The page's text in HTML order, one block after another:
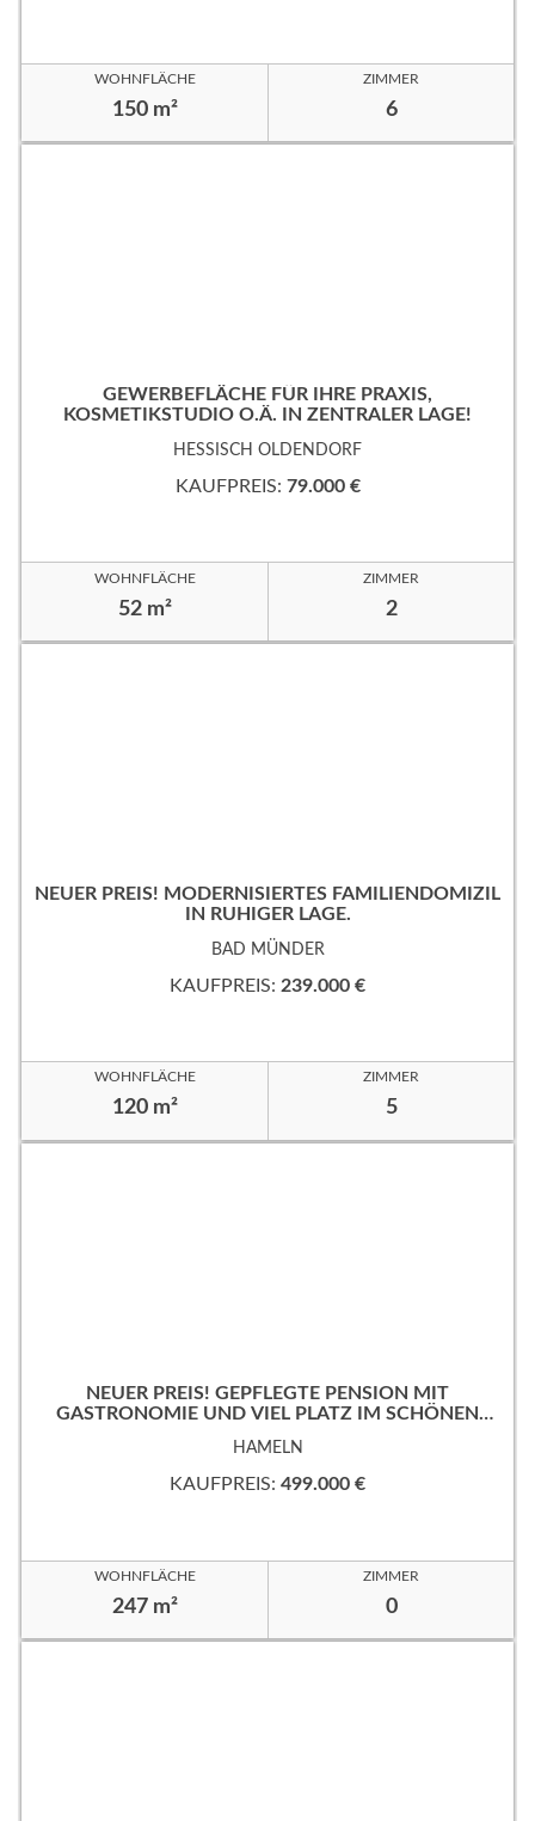
WOHNFLÄCHE
150 m²
ZIMMER
6
GEWERBEFLÄCHE FÜR IHRE PRAXIS,
KOSMETIKSTUDIO O.Ä. IN ZENTRALER LAGE!
HESSISCH OLDENDORF
KAUFPREIS: 79.000 €
WOHNFLÄCHE
52 m²
ZIMMER
2
NEUER PREIS! MODERNISIERTES FAMILIENDOMIZIL
IN RUHIGER LAGE.
BAD MÜNDER
KAUFPREIS: 239.000 €
WOHNFLÄCHE
120 m²
ZIMMER
5
NEUER PREIS! GEPFLEGTE PENSION MIT
GASTRONOMIE UND VIEL PLATZ IM SCHÖNEN
HAMELN
KAUFPREIS: 499.000 €
WOHNFLÄCHE
247 m²
ZIMMER
0